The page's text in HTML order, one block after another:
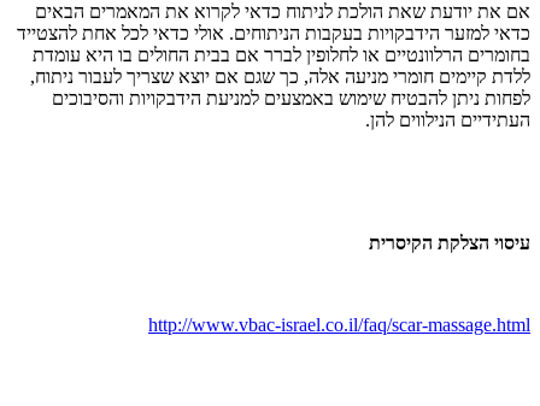
אם את יודעת שאת הולכת לניתוח כדאי לקרוא את המאמרים הבאים
כדאי למזער הידבקויות בעקבות הניתוחים. אולי כדאי לכל אחת להצטייד
בחומרים הרלוונטיים או לחלופין לברר אם בבית החולים בו היא עומדת
ללדת קיימים חומרי מניעה אלה, כך שגם אם יוצא שצריך לעבור ניתוח,
לפחות ניתן להבטיח שימוש באמצעים למניעת הידבקויות והסיבוכים
העתידיים הנילווים להן.
עיסוי הצלקת הקיסרית
http://www.vbac-israel.co.il/faq/scar-massage.html